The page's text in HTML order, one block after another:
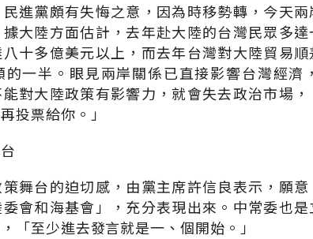
進黨頗有失悔之意，因為時移勢轉，今天
大陸方面估計，去年赴大陸的台灣民眾多
十多億美元以上，而去年台灣對大陸貿易
的一半。眼見兩岸關係已直接影響台灣經濟
對大陸政策有影響力，就會失去政治市場
投票給你。」
舞台的迫切感，由黨主席許信良表示，願
會和海基會」，充分表現出來。中常委也
「至少進去發言就是一、個開始。」